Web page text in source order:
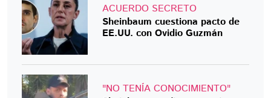
ACUERDO SECRETO
Sheinbaum cuestiona pacto de
EE.UU. con Ovidio Guzmán
"NO TENÍA CONOCIMIENTO"